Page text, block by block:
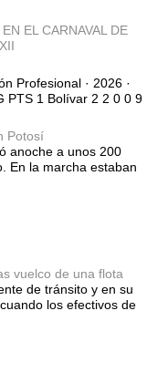
EL CARNAVAL DE
Profesional · 2026 ·
PTS 1 Bolívar 2 2 0 0 9
Potosí
anoche a unos 200
En la marcha estaban
vuelco de una flota
de tránsito y en su
los efectivos de